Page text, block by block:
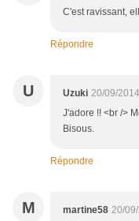
C'est ravissant,
Répondre
U Uzuki 20/09/
J'adore !! <br />
Bisous.
Répondre
M martine58 20/